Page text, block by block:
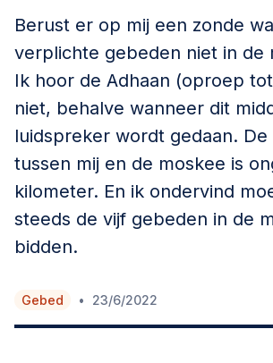
Berust er op mij een zonde
verplichte gebeden niet in de
Ik hoor de Adhaan (oproep
niet, behalve wanneer dit
luidspreker wordt gedaan. De
tussen mij en de moskee is
kilometer. En ik ondervind
steeds de vijf gebeden in de
bidden.
Gebed • 23/6/2022